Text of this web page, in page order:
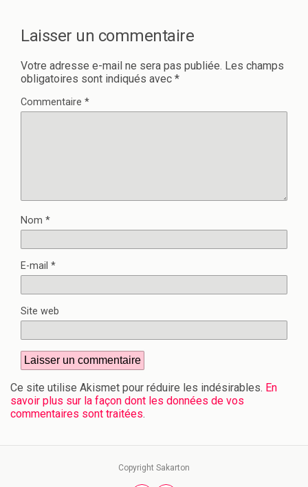
Laisser un commentaire
Votre adresse e-mail ne sera pas publiée. Les champs
obligatoires sont indiqués avec *
Commentaire *
Nom *
E-mail *
Site web
Ce site utilise Akismet pour réduire les indésirables. En
savoir plus sur la façon dont les données de vos
commentaires sont traitées.
Copyright Sakarton